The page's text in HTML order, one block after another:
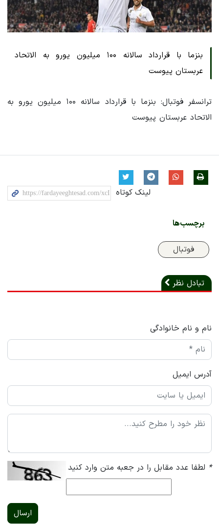
بنزما با قرارداد سالانه ۱۰۰ میلیون یورو به الاتحاد
عربستان پیوست
ترانسفر فوتبال: بنزما با قرارداد سالانه ۱۰۰ میلیون یورو به
الاتحاد عربستان پیوست
لینک کوتاه
برچسب‌ها
فوتبال
تبادل نظر
نام و نام خانوادگی
آدرس ایمیل
* لطفا عدد مقابل را در جعبه متن وارد کنید
ارسال